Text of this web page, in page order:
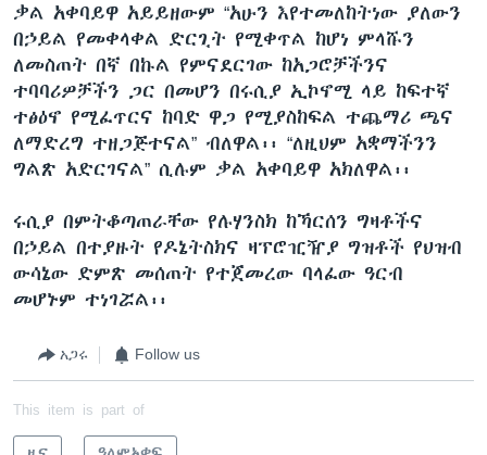
ቃል አቀባይዋ አይይዘውም “አሁን እየተመለከትነው ያለውን
በኃይል የመቀላቀል ድርጊት የሚቀጥል ከሆነ ምላሹን
ለመስጠት በኛ በኩል የምናደርገው ከአጋሮቻችንና
ተባባሪዎቻችን ጋር በመሆን በሩሲያ ኢኮኖሚ ላይ ከፍተኛ
ተፅዕኖ የሚፈጥርና ከባድ ዋጋ የሚያስከፍል ተጨማሪ ጫና
ለማድረግ ተዘጋጅተናል” ብለዋል፡፡ “ለዚህም አቋማችንን
ግልጽ አድርገናል” ሲሉም ቃል አቀባይዋ አክለዋል፡፡
ሩሲያ በምትቆጣጠራቸው የሉሃንስክ ከኻርሰን ግዛቶችና
በኃይል በተያዙት የዶኔትስክና ዛፕሮዢዥያ ግዝቶች የህዝብ
ውሳኔው ድምጽ መሰጠት የተጀመረው ባላፈው ዓርብ
መሆኑም ተነገሯል፡፡
አጋሩ Follow us
This item is part of